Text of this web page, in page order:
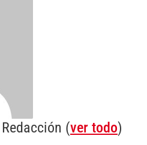
(ver todo)